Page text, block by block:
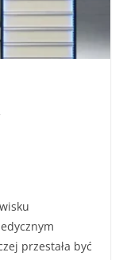
przestała być